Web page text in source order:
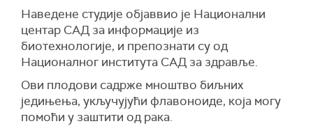
Наведене студије објаввио је Национални
центар САД за информације из
биотехнологије, и препознати су од
Националног института САД за здравље.
Ови плодови садрже мноштво биљних
једињења, укључујући флавоноиде, која могу
помоћи у заштити од рака.